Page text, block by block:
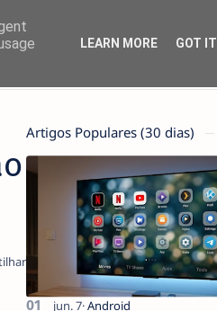
Artigos Populares (30 dias)
LEARN MORE GOT IT